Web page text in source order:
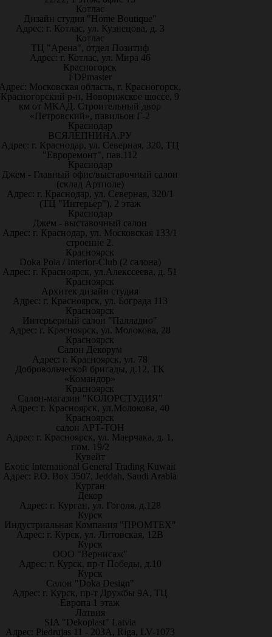
Котлас
Дизайн студия "Home Boutique"
Адрес: г. Котлас, ул. Кузнецова, д. 3
Котлас
ТЦ "Арена", отдел Позитиф
Адрес: г. Котлас, ул. Мира 46
Красногорск
FDPmaster
Московская область, г. Красногорск,
Красногорский р-н, Новорижское шоссе, 9
км от МКАД. Строительный двор
«Петровский», павильон Г-2
Краснодар
ВСЯЛЕПНИНА.РУ
Адрес: г. Краснодар, ул. Северная, 320, ТЦ
"Евроремонт", пав.112
Краснодар
Джем - Главный офис/выставочный салон
(склад Артполе)
Адрес: г. Краснодар, ул. Северная, 320/1
(ТЦ "Интерьер"), 2 этаж
Краснодар
Джем - выставочный салон
Адрес: г. Краснодар, ул. Московская 133/1
строение 2.
Красноярск
Doka Pola / Interior-Club (2 салона)
Адрес: г. Красноярск, ул.Алекссеева, д. 51
Красноярск
Архитек дизайн студия
Адрес: г. Красноярск, ул. Бограда 113
Красноярск
Интерьерный салон "Палладио"
Адрес: г. Красноярск, ул. Молокова, 28
Красноярск
Салон Декорум
Адрес: г. Красноярск, ул. 78
Добровольческой бригады, д.12, ТК
«Командор»
Красноярск
Салон-магазин "КОЛОРСТУДИЯ"
Адрес: г. Красноярск, ул.Молокова, 40
Красноярск
салон АРТ-ТОН
Адрес: г. Красноярск, ул. Маерчака, д. 1,
пом. 19/2
Кувейт
Exotic International General Trading Kuwait
Адрес: P.O. Box 3507, Jeddah, Saudi Arabia
Курган
Декор
Адрес: г. Курган, ул. Гоголя, д.128
Курск
Индустриальная Компания "ПРОМТЕХ"
Адрес: г. Курск, ул. Литовская, 12В
Курск
ООО "Вернисаж"
Адрес: г. Курск, пр-т Победы, д.10
Курск
Салон "Doka Design"
Адрес: г. Курск, пр-т Дружбы 9А, ТЦ
Европа 1 этаж
Латвия
SIA "Dekoplast" Latvia
Адрес: Piedrujas 11 - 203A, Riga, LV-1073